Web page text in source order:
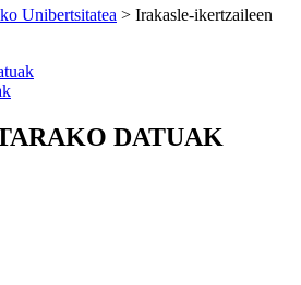
Unibertsitatea > Irakasle-ikertzaileen
DATUAK